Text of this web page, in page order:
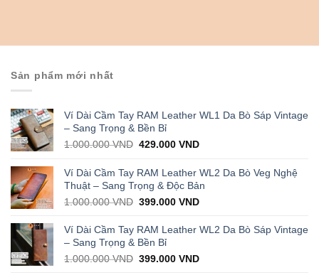
thị
trường
cổ
Sản phẩm mới nhất
Ví Dài Cầm Tay RAM Leather WL1 Da Bò Sáp Vintage
– Sang Trọng & Bền Bỉ
1.000.000VND Original
was:
1.000.000 VND.
429.000VNDCurrent
is:
429.000 VND.
Ví Dài Cầm Tay RAM Leather WL2 Da Bò Veg Nghệ
Thuật – Sang Trọng & Độc Bản
1.000.000VND Original
was:
1.000.000 VND.
399.000VNDCurrent
is:
Ví Dài Cầm Tay RAM Leather WL2 Da Bò Sáp Vintage
– Sang Trọng & Bền Bỉ
1.000.000VND Original
399.000VNDCurrent